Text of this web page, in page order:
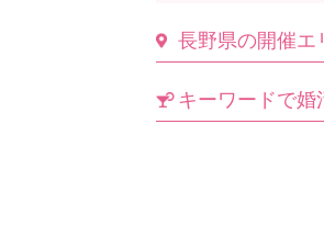
よくあるご質問
長野県の開催エ
キーワードで婚